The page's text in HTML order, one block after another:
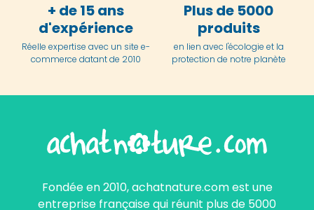
+ de 15 ans
d'expérience
Réelle expertise avec un site e-
commerce datant de 2010
Plus de 5000
produits
en lien avec l'écologie et la
protection de notre planète
Fondée en 2010, achatnature.com est une
entreprise française qui réunit plus de 5000